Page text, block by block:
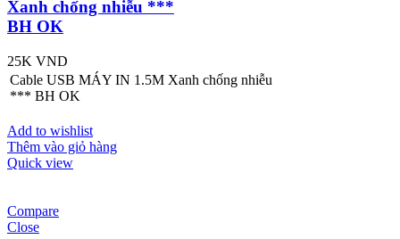
Xanh chống nhiễu ***
BH OK
25K VND
Cable USB MÁY IN 1.5M Xanh chống nhiễu
*** BH OK
Add to wishlist
Thêm vào giỏ hàng
Quick view
Compare
Close